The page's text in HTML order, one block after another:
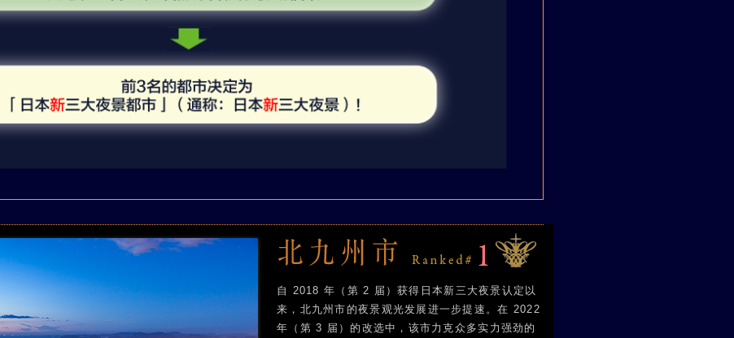
自 2018 年（第 2 届）获得日本新三大夜景认定以
来，北九州市的夜景观光发展进一步提速。在 2022
年（第 3 届）的改选中，该市力克众多实力强劲的